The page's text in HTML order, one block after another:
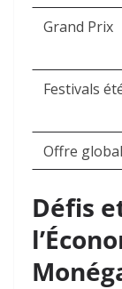
Grand Prix
Festivals
Offre
Défis